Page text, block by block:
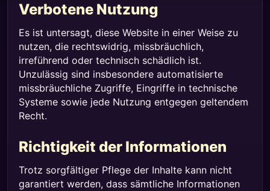
Verbotene Nutzung
Es ist untersagt, diese Website in einer Weise zu
nutzen, die rechtswidrig, missbräuchlich,
irreführend oder technisch schädlich ist.
Unzulässig sind insbesondere automatisierte
missbräuchliche Zugriffe, Eingriffe in technische
Systeme sowie jede Nutzung entgegen geltendem
Recht.
Richtigkeit der Informationen
Trotz sorgfältiger Pflege der Inhalte kann nicht
garantiert werden, dass sämtliche Informationen